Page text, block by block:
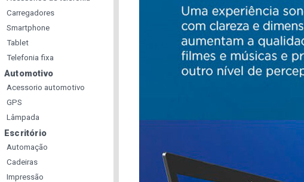
Carregadores
Smartphone
Tablet
Telefonia fixa
Automotivo
Acessorio automotivo
GPS
Lâmpada
Escritório
Automação
Cadeiras
Impressão